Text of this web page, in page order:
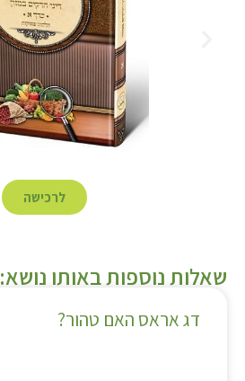
לרכישה
שאלות נוספות באותו נושא:
דג אראס האם טהור?